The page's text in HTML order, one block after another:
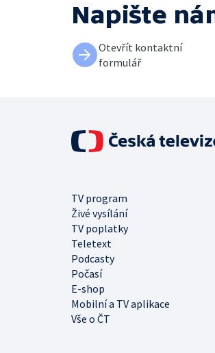
Napište
Otevřít kontaktní
formulář
TV program
Živé vysílání
TV poplatky
Teletext
Podcasty
Počasí
E-shop
Mobilní a TV aplikace
Vše o ČT